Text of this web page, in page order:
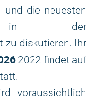
und die neuesten
in der
zu diskutieren. Ihr
2022 findet auf
voraussichtlich